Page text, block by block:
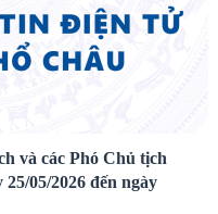
và các Phó Chủ tịch
05/2026 đến ngày